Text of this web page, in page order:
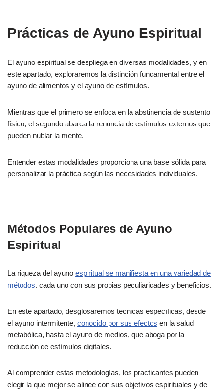
Prácticas de Ayuno Espiritual
El ayuno espiritual se despliega en diversas modalidades, y en
este apartado, exploraremos la distinción fundamental entre el
ayuno de alimentos y el ayuno de estímulos.
Mientras que el primero se enfoca en la abstinencia de sustento
físico, el segundo abarca la renuncia de estímulos externos que
pueden nublar la mente.
Entender estas modalidades proporciona una base sólida para
personalizar la práctica según las necesidades individuales.
Métodos Populares de Ayuno
Espiritual
La riqueza del ayuno espiritual se manifiesta en una variedad de
métodos, cada uno con sus propias peculiaridades y beneficios.
En este apartado, desglosaremos técnicas específicas, desde
el ayuno intermitente, conocido por sus efectos en la salud
metabólica, hasta el ayuno de medios, que aboga por la
reducción de estímulos digitales.
Al comprender estas metodologías, los practicantes pueden
elegir la que mejor se alinee con sus objetivos espirituales y de